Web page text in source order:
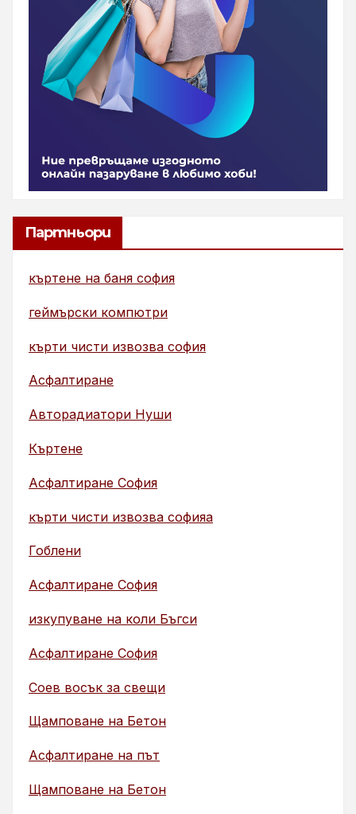
Партньори
къртене на баня софия
геймърски компютри
кърти чисти извозва софия
Асфалтиране
Авторадиатори Нуши
Къртене
Асфалтиране София
кърти чисти извозва софияа
Гоблени
Асфалтиране София
изкупуване на коли Бъгси
Асфалтиране София
Соев восък за свещи
Щамповане на Бетон
Асфалтиране на път
Щамповане на Бетон